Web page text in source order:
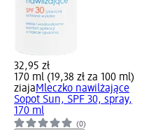
32,95 zł
170 ml (19,38 zł za 100 ml)
ziajaMleczko nawilżające
Sopot Sun, SPF 30, spray,
170 ml
(0)